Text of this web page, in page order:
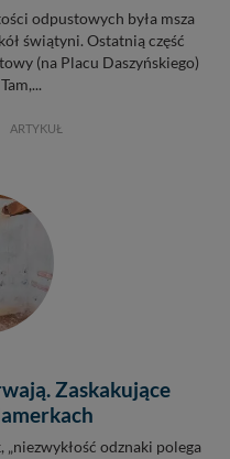
odpustowych była msza
świątyni. Ostatnią część
(na Placu Daszyńskiego)
ARTYKUŁ
Zaskakujące
„niezwykłość odznaki polega